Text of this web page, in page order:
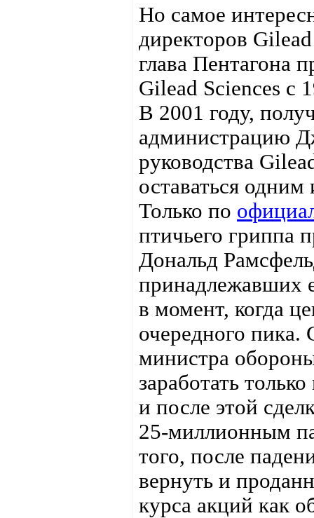
Но самое
директоров
глава Пентагона
Gilead Sciences c
В 2001 году,
администрацию
руководства
оставаться
Только по
птичьего гриппа
Дональд
принадлежавших
в момент, когда
очередного пика.
министра
заработать
и после этой
25-миллионным
того, после
вернуть и
курса акций как